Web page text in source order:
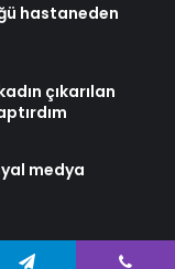
hastaneden
çıkarılan
medya